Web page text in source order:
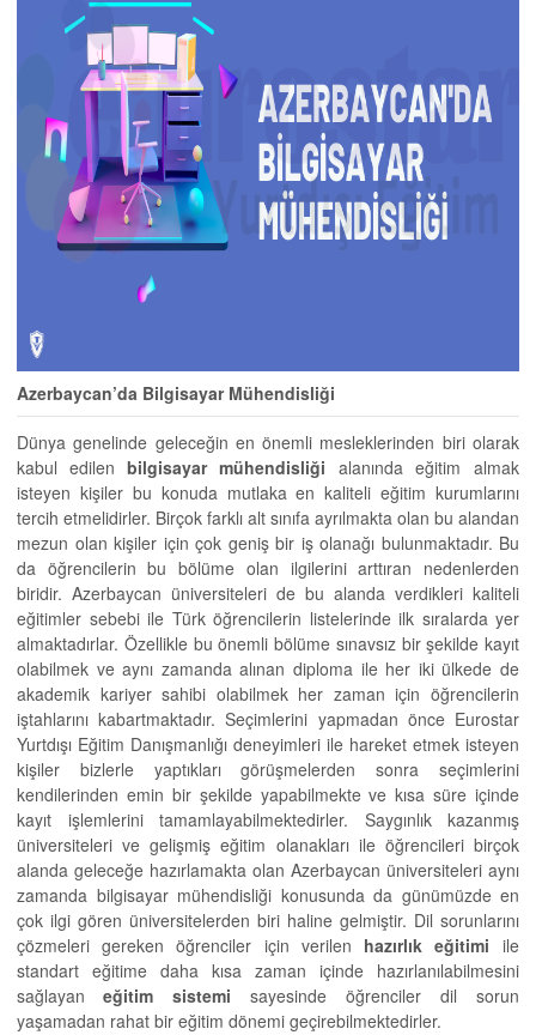
Azerbaycan’da Bilgisayar Mühendisliği
Dünya genelinde geleceğin en önemli mesleklerinden biri olarak
kabul edilen bilgisayar mühendisliği alanında eğitim almak
isteyen kişiler bu konuda mutlaka en kaliteli eğitim kurumlarını
tercih etmelidirler. Birçok farklı alt sınıfa ayrılmakta olan bu alandan
mezun olan kişiler için çok geniş bir iş olanağı bulunmaktadır. Bu
da öğrencilerin bu bölüme olan ilgilerini arttıran nedenlerden
biridir. Azerbaycan üniversiteleri de bu alanda verdikleri kaliteli
eğitimler sebebi ile Türk öğrencilerin listelerinde ilk sıralarda yer
almaktadırlar. Özellikle bu önemli bölüme sınavsız bir şekilde kayıt
olabilmek ve aynı zamanda alınan diploma ile her iki ülkede de
akademik kariyer sahibi olabilmek her zaman için öğrencilerin
iştahlarını kabartmaktadır. Seçimlerini yapmadan önce Eurostar
Yurtdışı Eğitim Danışmanlığı deneyimleri ile hareket etmek isteyen
kişiler bizlerle yaptıkları görüşmelerden sonra seçimlerini
kendilerinden emin bir şekilde yapabilmekte ve kısa süre içinde
kayıt işlemlerini tamamlayabilmektedirler. Saygınlık kazanmış
üniversiteleri ve gelişmiş eğitim olanakları ile öğrencileri birçok
alanda geleceğe hazırlamakta olan Azerbaycan üniversiteleri aynı
zamanda bilgisayar mühendisliği konusunda da günümüzde en
çok ilgi gören üniversitelerden biri haline gelmiştir. Dil sorunlarını
çözmeleri gereken öğrenciler için verilen hazırlık eğitimi ile
standart eğitime daha kısa zaman içinde hazırlanılabilmesini
sağlayan eğitim sistemi sayesinde öğrenciler dil sorun
yaşamadan rahat bir eğitim dönemi geçirebilmektedirler.